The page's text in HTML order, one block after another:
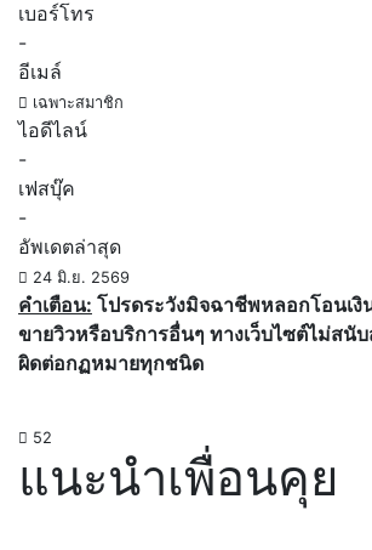
เบอร์โทร
-
อีเมล์
เฉพาะสมาชิก
ไอดีไลน์
-
เฟสบุ๊ค
-
อัพเดตล่าสุด
24 มิ.ย. 2569
คำเตือน: โปรดระวังมิจฉาชีพหลอกโอนเงิ
ขายวิวหรือบริการอื่นๆ ทางเว็บไซต์ไม่สนั
ผิดต่อกฏหมายทุกชนิด
52
แนะนำเพื่อนคุย